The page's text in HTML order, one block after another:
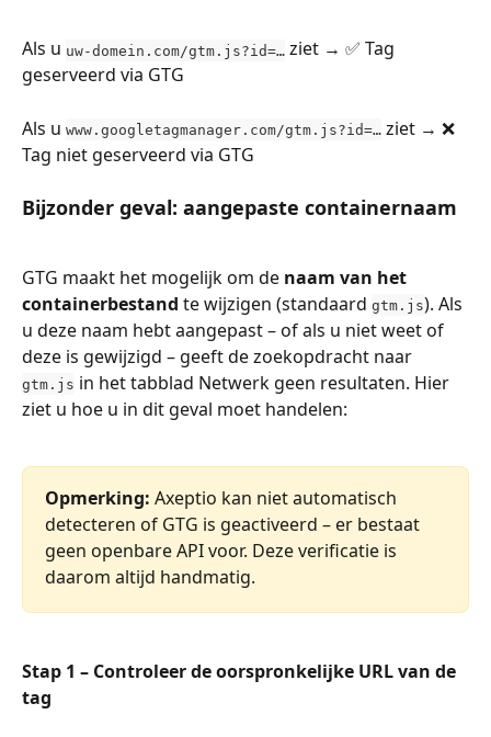
Als u uw-domein.com/gtm.js?id=… ziet → ✅ Tag
geserveerd via GTG
Als u www.googletagmanager.com/gtm.js?id=… ziet → ❌
Tag niet geserveerd via GTG
Bijzonder geval: aangepaste containernaam
GTG maakt het mogelijk om de naam van het
containerbestand te wijzigen (standaard gtm.js). Als
u deze naam hebt aangepast – of als u niet weet of
deze is gewijzigd – geeft de zoekopdracht naar
gtm.js in het tabblad Netwerk geen resultaten. Hier
ziet u hoe u in dit geval moet handelen:
Opmerking: Axeptio kan niet automatisch
detecteren of GTG is geactiveerd – er bestaat
geen openbare API voor. Deze verificatie is
daarom altijd handmatig.
Stap 1 – Controleer de oorspronkelijke URL van de
tag